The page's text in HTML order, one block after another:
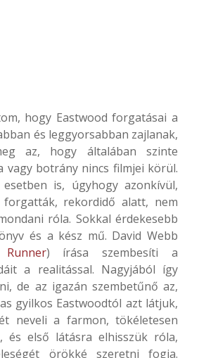
hogy Eastwood forgatásai a
és leggyorsabban zajlanak,
az, hogy általában szinte
vagy botrány nincs filmjei körül.
is, úgyhogy azonkívül,
forgatták, rekordidő alatt, nem
róla. Sokkal érdekesebb
és a kész mű. David Webb
) írása szembesíti a
a realitással. Nagyjából így
de az igazán szembetűnő az,
gyilkos Eastwoodtól azt látjuk,
neveli a farmon, tökéletesen
és első látásra elhisszük róla,
örökké szeretni fogja.